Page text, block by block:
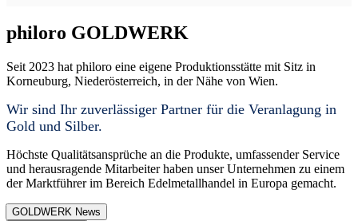
philoro GOLDWERK
Seit 2023 hat philoro eine eigene Produktionsstätte mit Sitz in
Korneuburg, Niederösterreich, in der Nähe von Wien.
Wir sind Ihr zuverlässiger Partner für die Veranlagung in
Gold und Silber.
Höchste Qualitätsansprüche an die Produkte, umfassender Service
und herausragende Mitarbeiter haben unser Unternehmen zu einem
der Marktführer im Bereich Edelmetallhandel in Europa gemacht.
GOLDWERK News